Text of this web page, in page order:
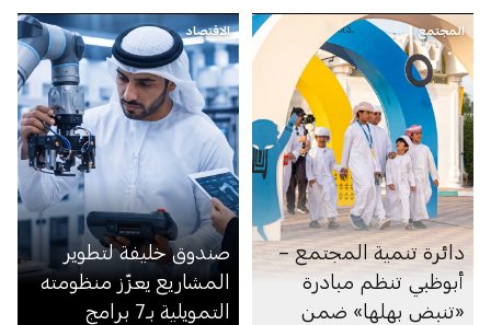
المجتمع
دائرة تنمية المجتمع –
أبوظبي تنظم مبادرة
«تنبض بهلها» ضمن
الاقتصاد
صندوق خليفة لتطوير
المشاريع يعزّز منظومته
التمويلية بـ7 برامج